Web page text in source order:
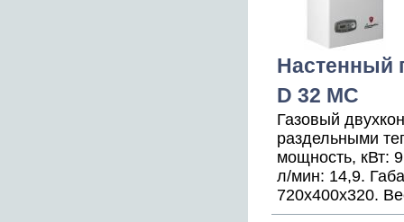
Настенный
D 32 MC
Газовый
раздельными
мощность, кВт:
л/мин: 14,9.
720x400x320.